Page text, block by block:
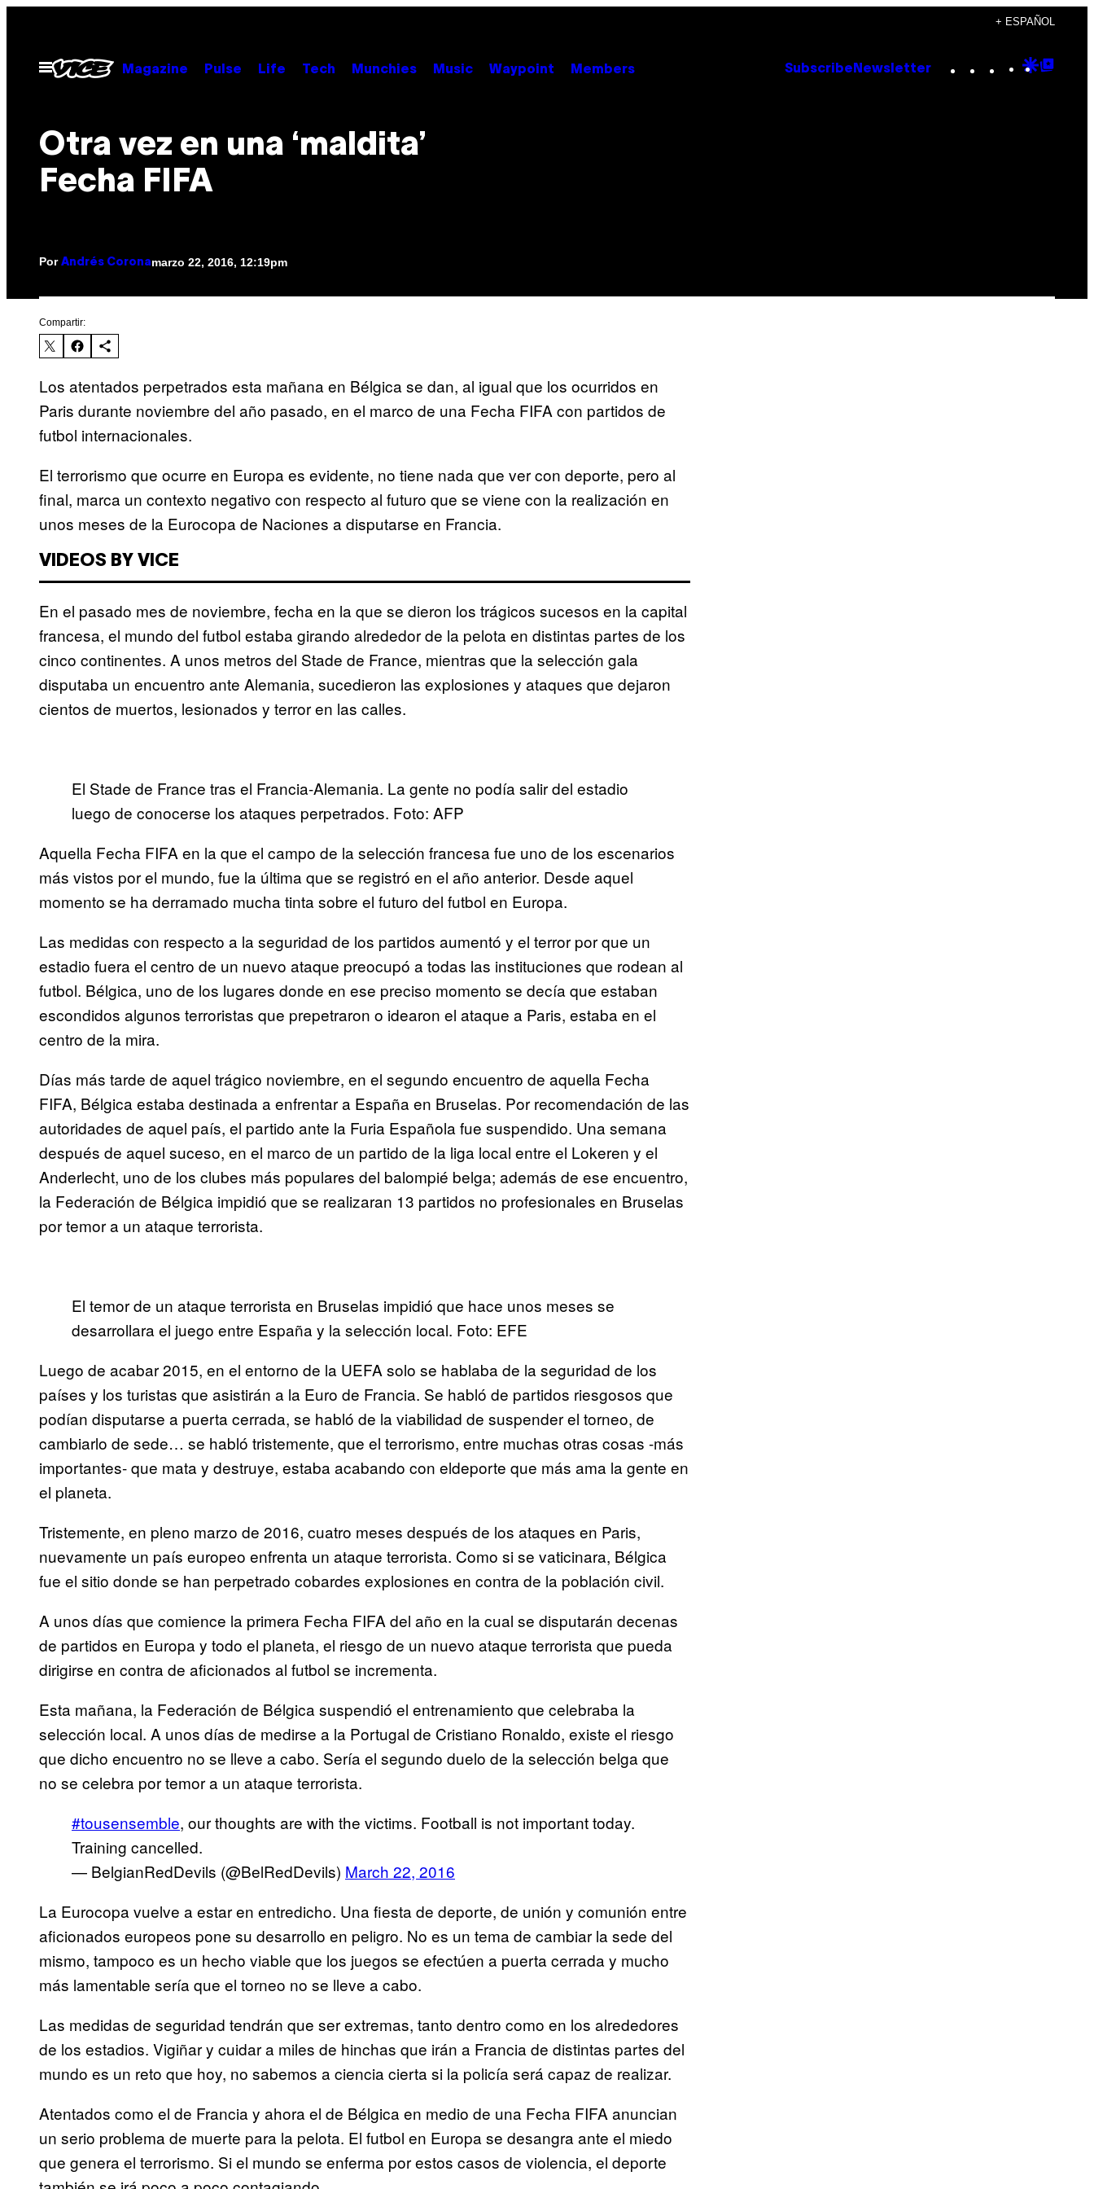
contenido
+ ESPAÑOL
Abrir
Menú
Magazine Pulse Life Tech Munchies Music Waypoint Members Subscribe Newsletter Instagram
TikTok
YouTube
Google
Otra vez en una ‘maldita’
Fecha FIFA
Por Andrés Coronamarzo 22, 2016, 12:19pm
Compartir:
Los atentados perpetrados esta mañana en Bélgica se dan, al igual que los ocurridos en
Paris durante noviembre del año pasado, en el marco de una Fecha FIFA con partidos de
futbol internacionales.
El terrorismo que ocurre en Europa es evidente, no tiene nada que ver con deporte, pero al
final, marca un contexto negativo con respecto al futuro que se viene con la realización en
unos meses de la Eurocopa de Naciones a disputarse en Francia.
VIDEOS BY VICE
En el pasado mes de noviembre, fecha en la que se dieron los trágicos sucesos en la capital
francesa, el mundo del futbol estaba girando alrededor de la pelota en distintas partes de los
cinco continentes. A unos metros del Stade de France, mientras que la selección gala
disputaba un encuentro ante Alemania, sucedieron las explosiones y ataques que dejaron
cientos de muertos, lesionados y terror en las calles.
El Stade de France tras el Francia-Alemania. La gente no podía salir del estadio
luego de conocerse los ataques perpetrados. Foto: AFP
Aquella Fecha FIFA en la que el campo de la selección francesa fue uno de los escenarios
más vistos por el mundo, fue la última que se registró en el año anterior. Desde aquel
momento se ha derramado mucha tinta sobre el futuro del futbol en Europa.
Las medidas con respecto a la seguridad de los partidos aumentó y el terror por que un
estadio fuera el centro de un nuevo ataque preocupó a todas las instituciones que rodean al
futbol. Bélgica, uno de los lugares donde en ese preciso momento se decía que estaban
escondidos algunos terroristas que prepetraron o idearon el ataque a Paris, estaba en el
centro de la mira.
Días más tarde de aquel trágico noviembre, en el segundo encuentro de aquella Fecha
FIFA, Bélgica estaba destinada a enfrentar a España en Bruselas. Por recomendación de las
autoridades de aquel país, el partido ante la Furia Española fue suspendido. Una semana
después de aquel suceso, en el marco de un partido de la liga local entre el Lokeren y el
Anderlecht, uno de los clubes más populares del balompié belga; además de ese encuentro,
la Federación de Bélgica impidió que se realizaran 13 partidos no profesionales en Bruselas
por temor a un ataque terrorista.
El temor de un ataque terrorista en Bruselas impidió que hace unos meses se
desarrollara el juego entre España y la selección local. Foto: EFE
Luego de acabar 2015, en el entorno de la UEFA solo se hablaba de la seguridad de los
países y los turistas que asistirán a la Euro de Francia. Se habló de partidos riesgosos que
podían disputarse a puerta cerrada, se habló de la viabilidad de suspender el torneo, de
cambiarlo de sede… se habló tristemente, que el terrorismo, entre muchas otras cosas -más
importantes- que mata y destruye, estaba acabando con eldeporte que más ama la gente en
el planeta.
Tristemente, en pleno marzo de 2016, cuatro meses después de los ataques en Paris,
nuevamente un país europeo enfrenta un ataque terrorista. Como si se vaticinara, Bélgica
fue el sitio donde se han perpetrado cobardes explosiones en contra de la población civil.
A unos días que comience la primera Fecha FIFA del año en la cual se disputarán decenas
de partidos en Europa y todo el planeta, el riesgo de un nuevo ataque terrorista que pueda
dirigirse en contra de aficionados al futbol se incrementa.
Esta mañana, la Federación de Bélgica suspendió el entrenamiento que celebraba la
selección local. A unos días de medirse a la Portugal de Cristiano Ronaldo, existe el riesgo
que dicho encuentro no se lleve a cabo. Sería el segundo duelo de la selección belga que
no se celebra por temor a un ataque terrorista.
#tousensemble, our thoughts are with the victims. Football is not important today.
Training cancelled.
— BelgianRedDevils (@BelRedDevils) March 22, 2016
La Eurocopa vuelve a estar en entredicho. Una fiesta de deporte, de unión y comunión entre
aficionados europeos pone su desarrollo en peligro. No es un tema de cambiar la sede del
mismo, tampoco es un hecho viable que los juegos se efectúen a puerta cerrada y mucho
más lamentable sería que el torneo no se lleve a cabo.
Las medidas de seguridad tendrán que ser extremas, tanto dentro como en los alrededores
de los estadios. Vigiñar y cuidar a miles de hinchas que irán a Francia de distintas partes del
mundo es un reto que hoy, no sabemos a ciencia cierta si la policía será capaz de realizar.
Atentados como el de Francia y ahora el de Bélgica en medio de una Fecha FIFA anuncian
un serio problema de muerte para la pelota. El futbol en Europa se desangra ante el miedo
que genera el terrorismo. Si el mundo se enferma por estos casos de violencia, el deporte